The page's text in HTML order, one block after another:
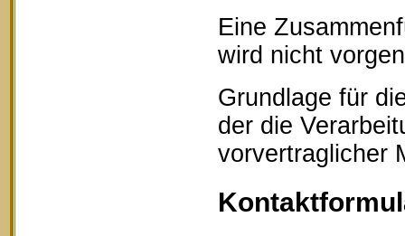
Eine
wird nicht
Grundlage für
der die
vorvertraglicher